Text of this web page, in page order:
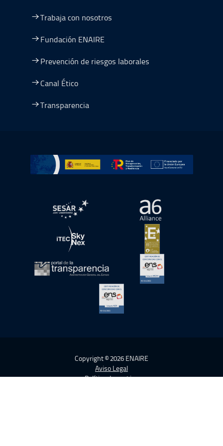
Trabaja con nosotros
Fundación ENAIRE
Prevención de riesgos laborales
Canal Ético
Transparencia
Ir a Plan de Recuperación, Transformación y
abre en ventana nueva abre en ventana
abre en ventana nueva abre en ventana
abre en ventana nueva
Copyright © 2026 ENAIRE
Aviso Legal
Política de cookies